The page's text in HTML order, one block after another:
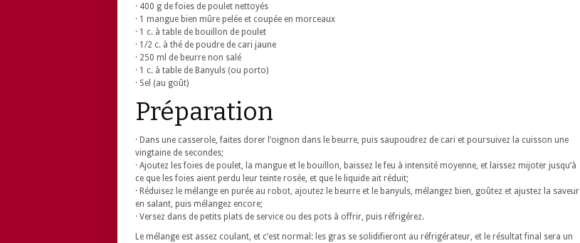
· 400 g de foies de poulet nettoyés
· 1 mangue bien mûre pelée et coupée en morceaux
· 1 c. à table de bouillon de poulet
· 1/2 c. à thé de poudre de cari jaune
· 250 ml de beurre non salé
· 1 c. à table de Banyuls (ou porto)
· Sel (au goût)
Préparation
· Dans une casserole, faites dorer l’oignon dans le beurre, puis saupoudrez de cari et poursuivez la cuisson une
vingtaine de secondes;
· Ajoutez les foies de poulet, la mangue et le bouillon, baissez le feu à intensité moyenne, et laissez mijoter jusqu’à
ce que les foies aient perdu leur teinte rosée, et que le liquide ait réduit;
· Réduisez le mélange en purée au robot, ajoutez le beurre et le banyuls, mélangez bien, goûtez et ajustez la saveur
en salant, puis mélangez encore;
· Versez dans de petits plats de service ou des pots à offrir, puis réfrigérez.
Le mélange est assez coulant, et c’est normal: les gras se solidifieront au réfrigérateur, et le résultat final sera un